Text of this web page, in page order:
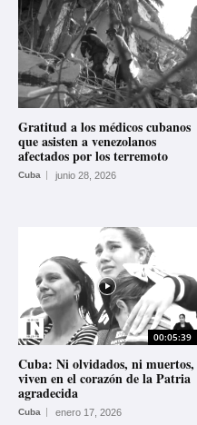
Gratitud a los médicos cubanos
que asisten a venezolanos
afectados por los terremoto
Cuba junio 28, 2026
00:05:39
Cuba: Ni olvidados, ni muertos,
viven en el corazón de la Patria
agradecida
Cuba enero 17, 2026